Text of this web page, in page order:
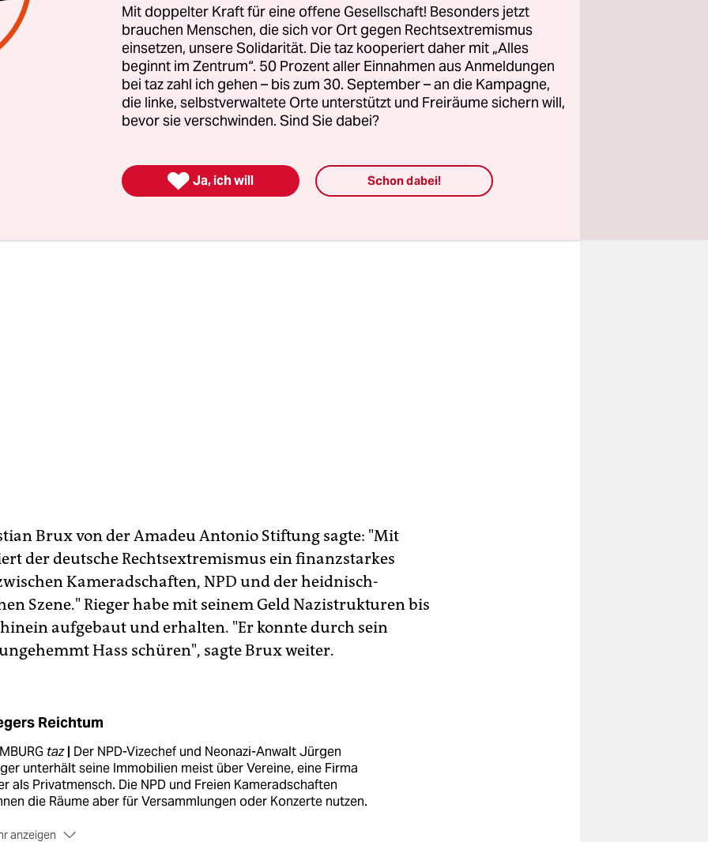
könnte ein Ableben Riegers die Partei in eine
Situation bringen. Denn seine Familie, das ist bekannt,
Gesinnung nicht. "Wenn Rieger für den Fall
keine Vorkehrungen getroffen hat, könnte nicht bloß die
Andrea Röpke. "Es besteht die Hoffnung, dass dann
Kredite für Riegers nationalsozialistische Projekte nicht
Brux von der Amadeu Antonio Stiftung sagte: "Mit
der deutsche Rechtsextremismus ein finanzstarkes
Kameradschaften, NPD und der heidnisch-
Szene." Rieger habe mit seinem Geld Nazistrukturen bis
aufgebaut und erhalten. "Er konnte durch sein
Hass schüren", sagte Brux weiter.
Reichtum
taz | Der NPD-Vizechef und Neonazi-Anwalt Jürgen
unterhält seine Immobilien meist über Vereine, eine Firma
als Privatmensch. Die NPD und Freien Kameradschaften
die Räume aber für Versammlungen oder Konzerte nutzen.
anzeigen
Mit doppelter Kraft für eine offene Gesellschaft! Besonders jetzt
brauchen Menschen, die sich vor Ort gegen Rechtsextremismus
einsetzen, unsere Solidarität. Die taz kooperiert daher mit „Alles
beginnt im Zentrum“. 50 Prozent aller Einnahmen aus Anmeldungen
bei taz zahl ich gehen – bis zum 30. September – an die Kampagne,
die linke, selbstverwaltete Orte unterstützt und Freiräume sichern will,
bevor sie verschwinden. Sind Sie dabei?
 Ja, ich will Schon dabei!